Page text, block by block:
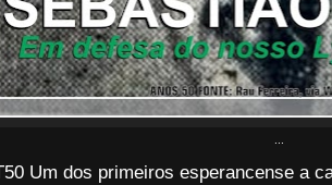
Um dos primeiros esperancense a